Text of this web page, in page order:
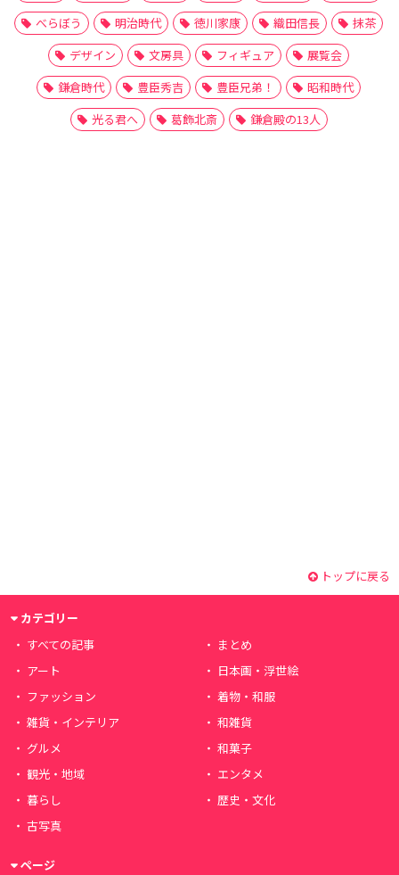
べらぼう
明治時代 徳川家康 織田信長
抹茶
デザイン
文房具 フィギュア
展覧会
鎌倉時代
豊臣秀吉 豊臣兄弟！
昭和時代
光る君へ
葛飾北斎 鎌倉殿の13人
トップに戻る
カテゴリー
すべての記事
まとめ
アート
日本画・浮世絵
ファッション
着物・和服
雑貨・インテリア
和雑貨
グルメ
和菓子
観光・地域
エンタメ
暮らし
歴史・文化
古写真
ページ